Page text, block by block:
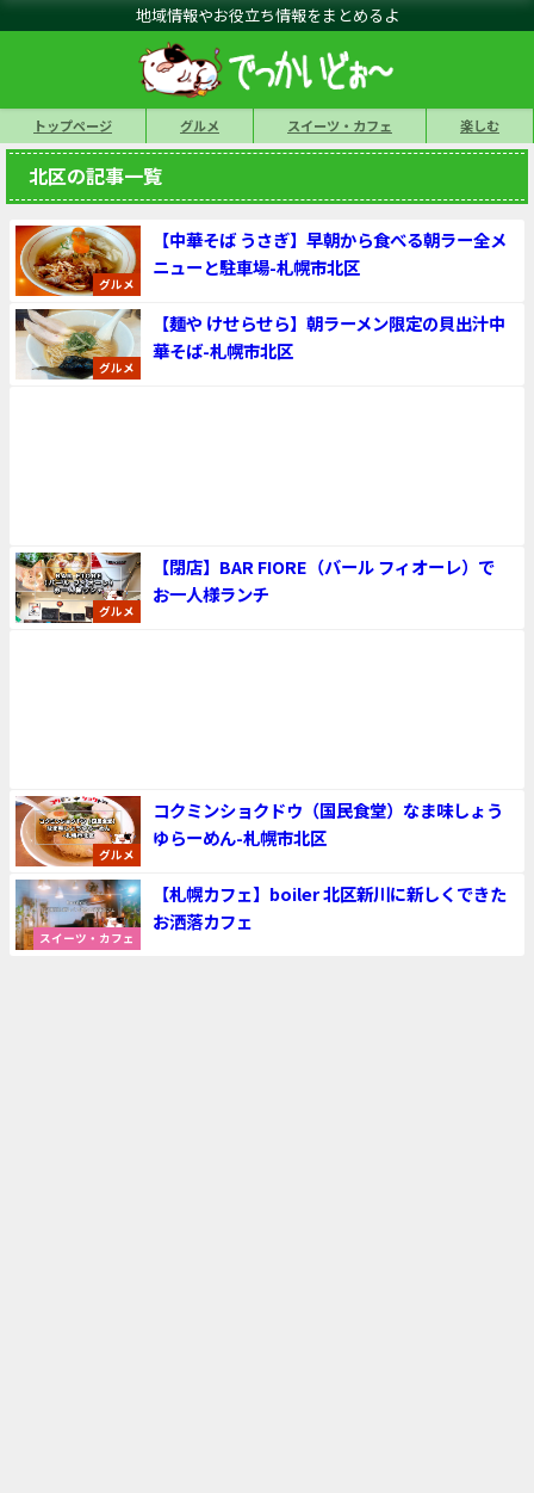
地域情報やお役立ち情報をまとめるよ
トップページ グルメ スイーツ・カフェ 楽しむ
北区の記事一覧
グルメ
【中華そば うさぎ】早朝から食べる朝ラー全メ
ニューと駐車場-札幌市北区
グルメ
【麺や けせらせら】朝ラーメン限定の貝出汁中
華そば-札幌市北区
グルメ
【閉店】BAR FIORE（バール フィオーレ）で
お一人様ランチ
グルメ
コクミンショクドウ（国民食堂）なま味しょう
ゆらーめん-札幌市北区
スイーツ・カフェ
【札幌カフェ】boiler 北区新川に新しくできた
お洒落カフェ